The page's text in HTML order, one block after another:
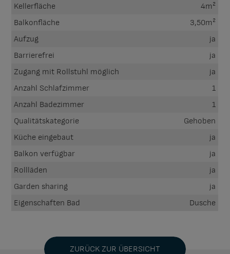
Kellerfläche
4m²
Balkonfläche
3,50m²
Aufzug
ja
Barrierefrei
ja
Zugang mit Rollstuhl möglich
ja
Anzahl Schlafzimmer
1
Anzahl Badezimmer
1
Qualitätskategorie
Gehoben
Küche eingebaut
ja
Balkon verfügbar
ja
Rollläden
ja
Garden sharing
ja
Eigenschaften Bad
Dusche
ZURÜCK ZUR ÜBERSICHT